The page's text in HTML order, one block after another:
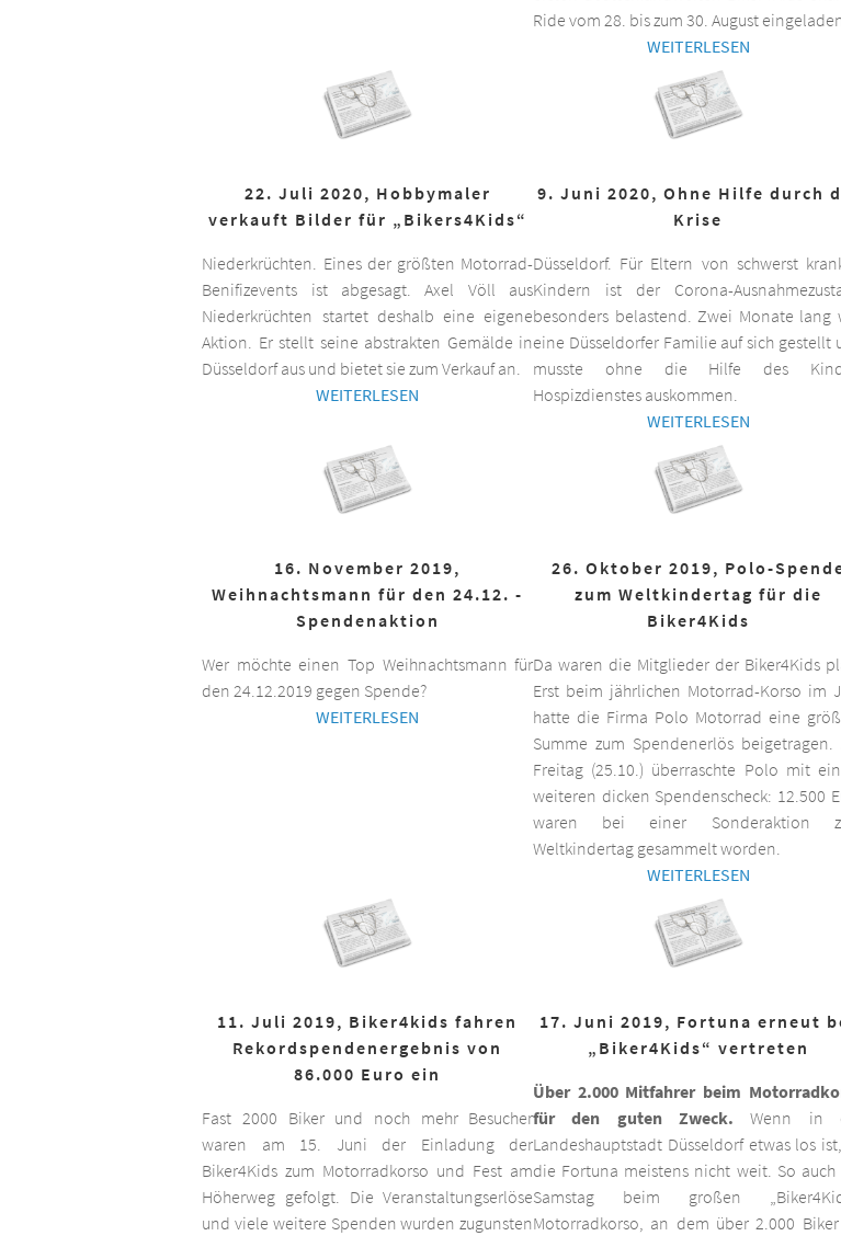
Ride vom 28. bis zum 30. August
WEITERLESEN
22. Juli 2020, Hobbymaler
verkauft Bilder für „Bikers4Kids“
Niederkrüchten. Eines der größten Motorrad-
Benifizevents ist abgesagt. Axel Völl aus
Niederkrüchten startet deshalb eine eigene
Aktion. Er stellt seine abstrakten Gemälde in
Düsseldorf aus und bietet sie zum Verkauf an.
WEITERLESEN
9. Juni 2020, Ohne Hilfe durch
Krise
Düsseldorf. Für Eltern von schwerst
Kindern ist der Corona-
besonders belastend. Zwei Monate lang
eine Düsseldorfer Familie auf sich gestellt
musste ohne die Hilfe des
Hospizdienstes auskommen.
WEITERLESEN
16. November 2019,
Weihnachtsmann für den 24.12. -
Spendenaktion
Wer möchte einen Top Weihnachtsmann für
den 24.12.2019 gegen Spende?
WEITERLESEN
26. Oktober 2019, Polo-
zum Weltkindertag für die
Biker4Kids
Da waren die Mitglieder der Biker4Kids
Erst beim jährlichen Motorrad-Korso im
hatte die Firma Polo Motorrad eine
Summe zum Spendenerlös beigetragen.
Freitag (25.10.) überraschte Polo mit
weiteren dicken Spendenscheck: 12.500
waren bei einer Sonderaktion
Weltkindertag gesammelt worden.
WEITERLESEN
11. Juli 2019, Biker4kids fahren
Rekordspendenergebnis von
86.000 Euro ein
Fast 2000 Biker und noch mehr Besucher
waren am 15. Juni der Einladung der
Biker4Kids zum Motorradkorso und Fest am
Höherweg gefolgt. Die Veranstaltungserlöse
und viele weitere Spenden wurden zugunsten
17. Juni 2019, Fortuna erneut
„Biker4Kids“ vertreten
Über 2.000 Mitfahrer beim
für den guten Zweck. Wenn in
Landeshauptstadt Düsseldorf etwas los
die Fortuna meistens nicht weit. So auch
Samstag beim großen
Motorradkorso, an dem über 2.000